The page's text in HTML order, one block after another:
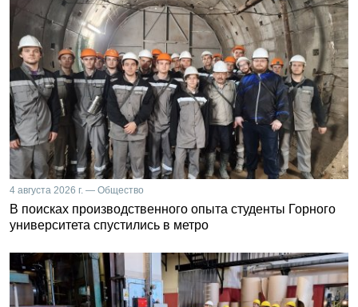
4 августа 2026 г. — Общество
В поисках производственного опыта студенты Горного
университета спустились в метро